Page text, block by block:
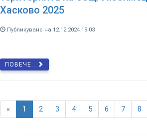
Хасково 2025
Публикувано на 12.12.2024 19:03
ПОВЕЧЕ...
« 1 2 3 4 5 6 7 8